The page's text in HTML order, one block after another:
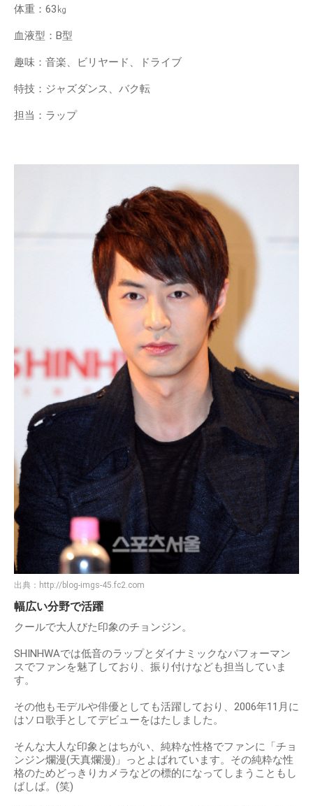
体重：63㎏
血液型：B型
趣味：音楽、ビリヤード、ドライブ
特技：ジャズダンス、バク転
担当：ラップ
出典： http://blog-imgs-45.fc2.com
幅広い分野で活躍
クールで大人びた印象のチョンジン。
SHINHWAでは低音のラップとダイナミックなパフォーマン
スでファンを魅了しており、振り付けなども担当していま
す。
その他もモデルや俳優としても活躍しており、2006年11月に
はソロ歌手としてデビューをはたしました。
そんな大人な印象とはちがい、純粋な性格でファンに「チョ
ンジン爛漫(天真爛漫)」っとよばれています。その純粋な性
格のためどっきりカメラなどの標的になってしまうこともし
ばしば。(笑)